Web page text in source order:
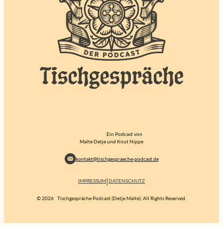
Ein Podcast von
Malte Detje und Knut Nippe
kontakt@tischgespraeche-podcast.de
IMPRESSUM|DATENSCHUTZ
© 2026 Tischgespräche Podcast (Detje Malte). All Rights Reserved.